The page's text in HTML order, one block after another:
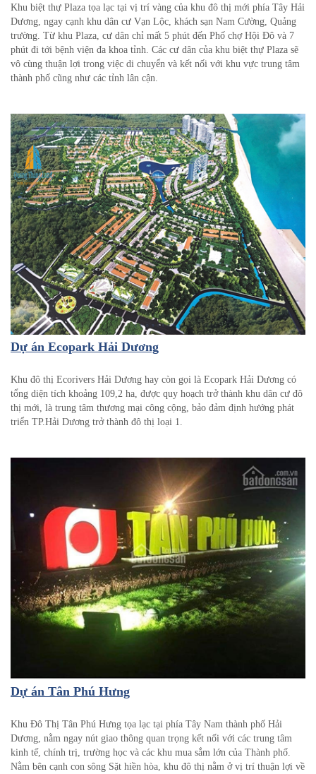
Khu biệt thự Plaza tọa lạc tại vị trí vàng của khu đô thị mới phía Tây Hải
Dương, ngay cạnh khu dân cư Vạn Lộc, khách sạn Nam Cường, Quảng
trường. Từ khu Plaza, cư dân chỉ mất 5 phút đến Phố chợ Hội Đô và 7
phút đi tới bệnh viện đa khoa tỉnh. Các cư dân của khu biệt thự Plaza sẽ
vô cùng thuận lợi trong việc di chuyển và kết nối với khu vực trung tâm
thành phố cũng như các tỉnh lân cận.
Dự án Ecopark Hải Dương
Khu đô thị Ecorivers Hải Dương hay còn gọi là Ecopark Hải Dương có
tổng diện tích khoảng 109,2 ha, được quy hoạch trở thành khu dân cư đô
thị mới, là trung tâm thương mại công cộng, bảo đảm định hướng phát
triển TP.Hải Dương trở thành đô thị loại 1.
Dự án Tân Phú Hưng
Khu Đô Thị Tân Phú Hưng tọa lạc tại phía Tây Nam thành phố Hải
Dương, nằm ngay nút giao thông quan trọng kết nối với các trung tâm
kinh tế, chính trị, trường học và các khu mua sắm lớn của Thành phố.
Nằm bên cạnh con sông Sặt hiền hòa, khu đô thị nằm ở vị trí thuận lợi về